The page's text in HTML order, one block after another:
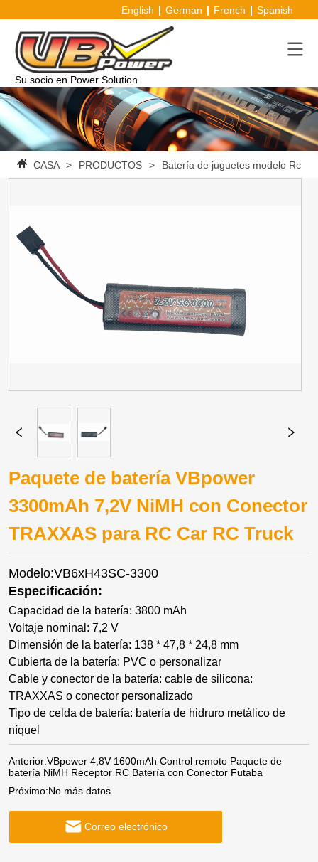
English German French Spanish
Su socio en Power Solution
CASA > PRODUCTOS > Batería de juguetes modelo Rc
Paquete de batería VBpower
3300mAh 7,2V NiMH con Conector
TRAXXAS para RC Car RC Truck
Modelo:VB6xH43SC-3300
Especificación:
Capacidad de la batería: 3800 mAh
Voltaje nominal: 7,2 V
Dimensión de la batería: 138 * 47,8 * 24,8 mm
Cubierta de la batería: PVC o personalizar
Cable y conector de la batería: cable de silicona:
TRAXXAS o conector personalizado
Tipo de celda de batería: batería de hidruro metálico de
níquel
Anterior:VBpower 4,8V 1600mAh Control remoto Paquete de
batería NiMH Receptor RC Batería con Conector Futaba
Próximo:No más datos
Correo electrónico